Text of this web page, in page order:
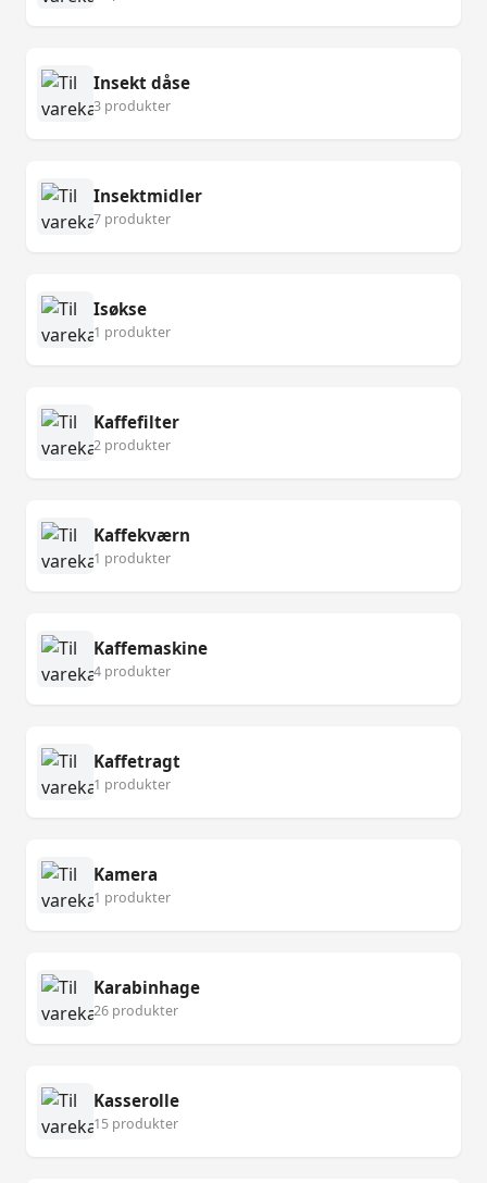
Insekt dåse
3 produkter
Insektmidler
7 produkter
Isøkse
1 produkter
Kaffefilter
2 produkter
Kaffekværn
1 produkter
Kaffemaskine
4 produkter
Kaffetragt
1 produkter
Kamera
1 produkter
Karabinhage
26 produkter
Kasserolle
15 produkter